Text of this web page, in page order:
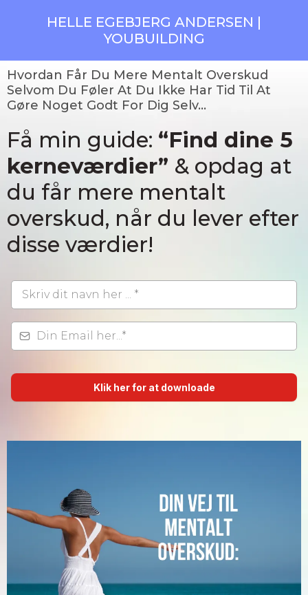
HELLE EGEBJERG ANDERSEN |
YOUBUILDING
Hvordan Får Du Mere Mentalt Overskud
Selvom Du Føler At Du Ikke Har Tid Til At
Gøre Noget Godt For Dig Selv…
Få min guide: “Find dine 5
kerneværdier” & opdag at
du får mere mentalt
overskud, når du lever efter
disse værdier!
Klik her for at downloade